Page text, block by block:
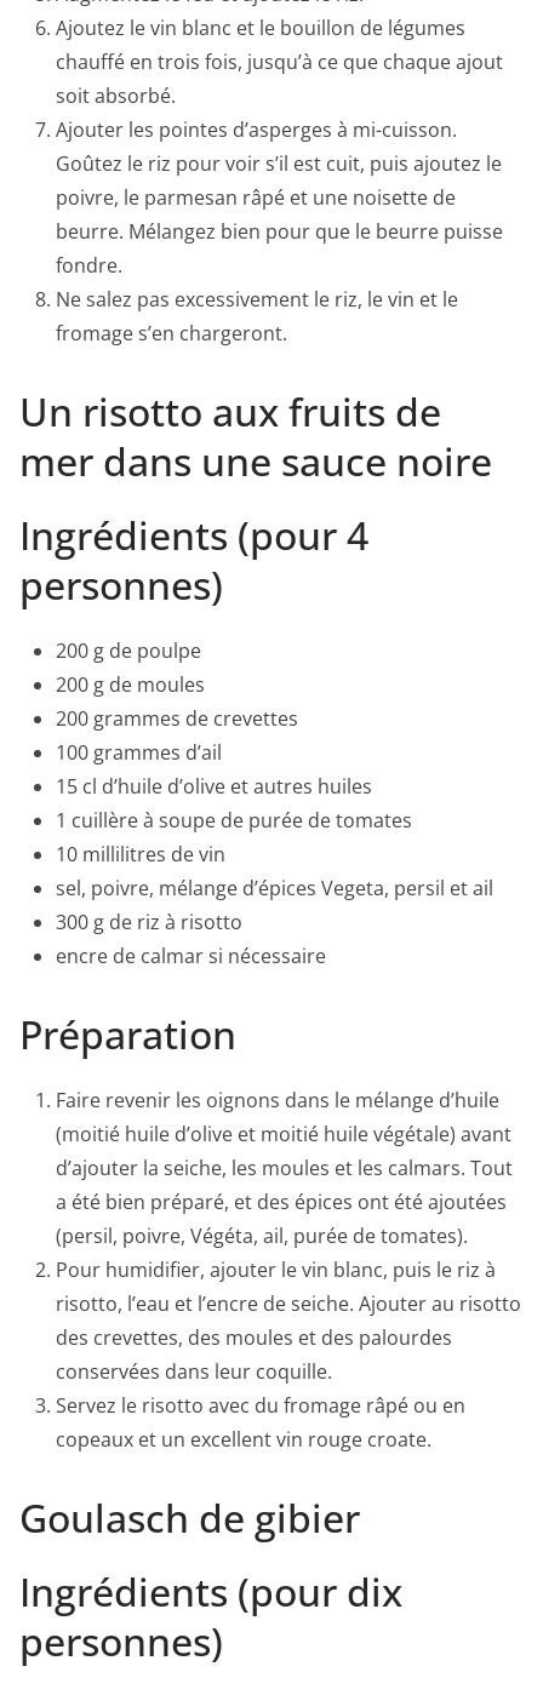
Ajoutez le vin blanc et le bouillon de légumes
chauffé en trois fois, jusqu’à ce que chaque ajout
soit absorbé.
Ajouter les pointes d’asperges à mi-cuisson.
Goûtez le riz pour voir s’il est cuit, puis ajoutez le
poivre, le parmesan râpé et une noisette de
beurre. Mélangez bien pour que le beurre puisse
fondre.
Ne salez pas excessivement le riz, le vin et le
fromage s’en chargeront.
Un risotto aux fruits de
mer dans une sauce noire
Ingrédients (pour 4
personnes)
200 g de poulpe
200 g de moules
200 grammes de crevettes
100 grammes d’ail
15 cl d’huile d’olive et autres huiles
1 cuillère à soupe de purée de tomates
10 millilitres de vin
sel, poivre, mélange d’épices Vegeta, persil et ail
300 g de riz à risotto
encre de calmar si nécessaire
Préparation
Faire revenir les oignons dans le mélange d’huile
(moitié huile d’olive et moitié huile végétale) avant
d’ajouter la seiche, les moules et les calmars. Tout
a été bien préparé, et des épices ont été ajoutées
(persil, poivre, Végéta, ail, purée de tomates).
Pour humidifier, ajouter le vin blanc, puis le riz à
risotto, l’eau et l’encre de seiche. Ajouter au risotto
des crevettes, des moules et des palourdes
conservées dans leur coquille.
Servez le risotto avec du fromage râpé ou en
copeaux et un excellent vin rouge croate.
Goulasch de gibier
Ingrédients (pour dix
personnes)